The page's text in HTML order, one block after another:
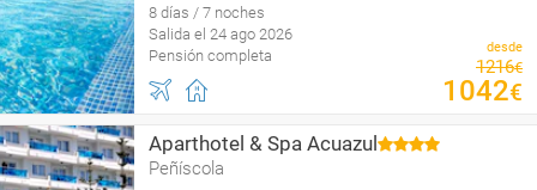
8 días / 7 noches
Salida el 24 ago 2026
Pensión completa
desde
1216€
1042€
Aparthotel & Spa Acuazul
Peñíscola